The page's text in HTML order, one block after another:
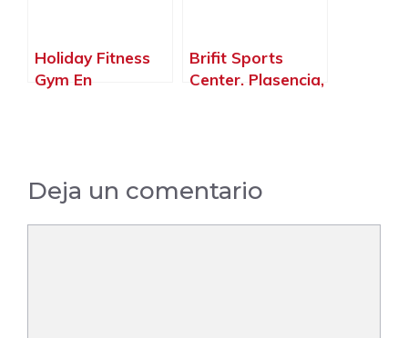
Holiday Fitness
Gym En
Brifit Sports
Center. Plasencia,
Deja un comentario